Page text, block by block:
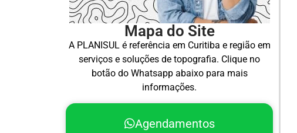
Mapa do Site
A PLANISUL é referência em Curitiba e região em
serviços e soluções de topografia. Clique no
botão do Whatsapp abaixo para mais
informações.
Agendamentos